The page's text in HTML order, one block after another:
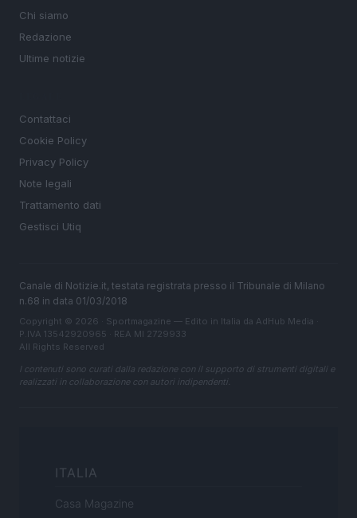
Chi siamo
Redazione
Ultime notizie
Contattaci
Cookie Policy
Privacy Policy
Note legali
Trattamento dati
Gestisci Utiq
Canale di Notizie.it, testata registrata presso il Tribunale di Milano
n.68 in data 01/03/2018
Copyright © 2026 · Sportmagazine — Edito in Italia da AdHub Media
P.IVA 13542920965 · REA MI 2729933
All Rights Reserved
I contenuti sono curati dalla redazione con il supporto di strumenti digitali e
realizzati in collaborazione con autori indipendenti.
ITALIA
Casa Magazine